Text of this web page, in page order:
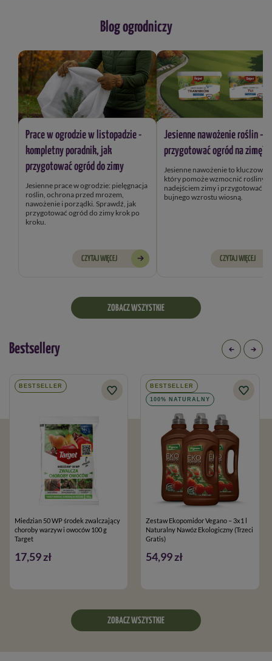
Blog ogrodniczy
Prace w ogrodzie w listopadzie -
kompletny poradnik, jak
przygotować ogród do zimy
Jesienne prace w ogrodzie: pielęgnacja
roślin, ochrona przed mrozem,
nawożenie i porządki. Sprawdź, jak
przygotować ogród do zimy krok po
kroku.
CZYTAJ WIĘCEJ
Jesienne nawożenie roślin –
przygotować ogród na zimę?
Jesienne nawożenie to kluczowy
który pomoże wzmocnić rośliny przed
nadejściem zimy i przygotować je
bujnego wzrostu wiosną.
CZYTAJ WIĘCEJ
ZOBACZ WSZYSTKIE
Bestsellery
BESTSELLER
Miedzian 50 WP środek zwalczający
choroby warzyw i owoców 100 g
Target
17,59 zł
BESTSELLER
100% NATURALNY
Zestaw Ekopomidor Vegano – 3x1 l
Naturalny Nawóz Ekologiczny (Trzeci
Gratis)
54,99 zł
ZOBACZ WSZYSTKIE